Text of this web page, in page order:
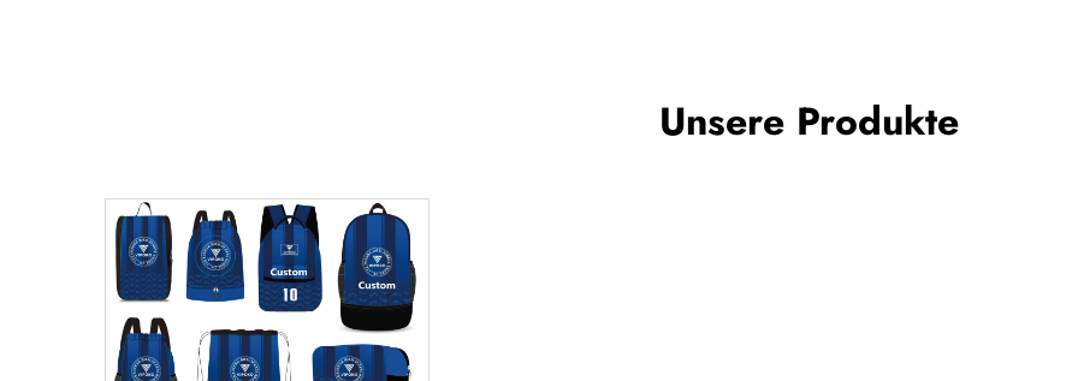
Unsere Produkte